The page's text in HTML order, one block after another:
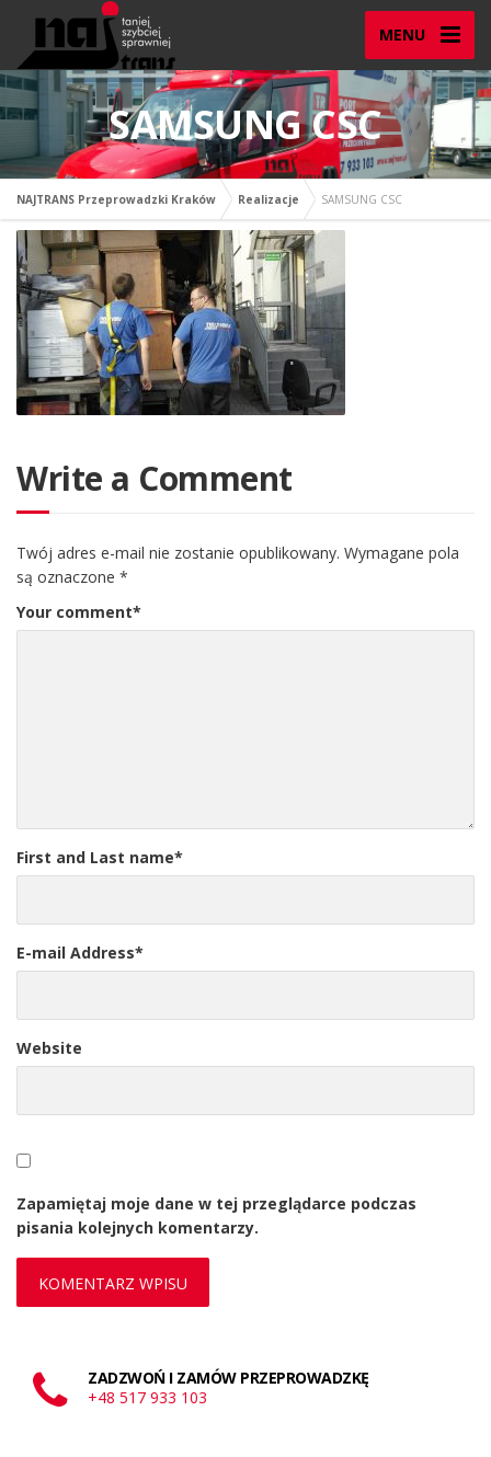
MENU
SAMSUNG CSC
NAJTRANS Przeprowadzki Kraków Realizacje SAMSUNG CSC
Write a Comment
Twój adres e-mail nie zostanie opublikowany. Wymagane pola
są oznaczone *
Your comment*
First and Last name*
E-mail Address*
Website
Zapamiętaj moje dane w tej przeglądarce podczas
pisania kolejnych komentarzy.
ZADZWOŃ I ZAMÓW PRZEPROWADZKĘ
+48 517 933 103